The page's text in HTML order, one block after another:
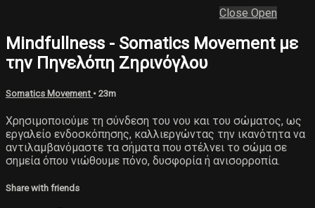
Close Open
Mindfullness - Somatics Movement με
την Πηνελόπη Ζηρινόγλου
Somatics Movement • 23m
Χρησιμοποιούμε τη σύνδεση του νου και του σώματος, ως
εργαλείο ενδοσκόπησης, καλλιεργώντας την ικανότητα να
αντιλαμβανόμαστε τα σήματα που στέλνει το σώμα σε
σημεία όπου νιώθουμε πόνο, δυσφορία ή ανισορροπία.
Share with friends